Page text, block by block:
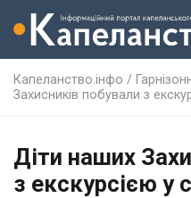
Капеланство.інфо /
Захисників побували з
Діти наших
з екскурсією